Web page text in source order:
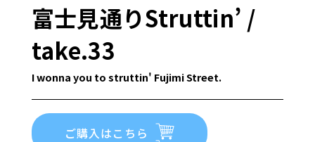
富士見通りStruttin’ /
take.33
I wonna you to struttin' Fujimi Street.
ご購入はこちら